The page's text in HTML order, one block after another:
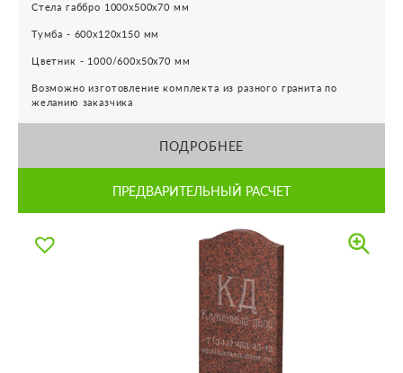
Стела габбро 1000х500х70 мм
Тумба - 600х120х150 мм
Цветник - 1000/600х50х70 мм
Возможно изготовление комплекта из разного гранита по
желанию заказчика
ПОДРОБНЕЕ
ПРЕДВАРИТЕЛЬНЫЙ РАСЧЕТ